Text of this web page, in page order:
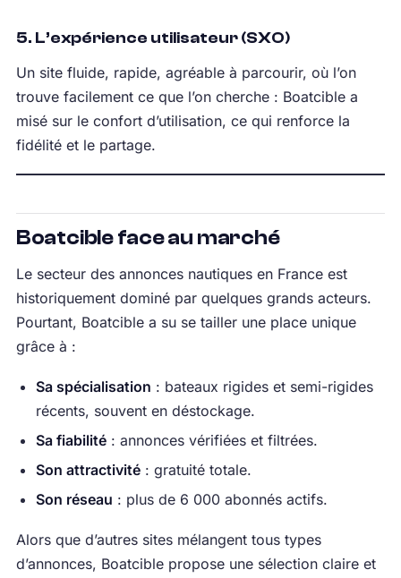
5. L’expérience utilisateur (SXO)
Un site fluide, rapide, agréable à parcourir, où l’on
trouve facilement ce que l’on cherche : Boatcible a
misé sur le confort d’utilisation, ce qui renforce la
fidélité et le partage.
Boatcible face au marché
Le secteur des annonces nautiques en France est
historiquement dominé par quelques grands acteurs.
Pourtant, Boatcible a su se tailler une place unique
grâce à :
Sa spécialisation : bateaux rigides et semi-rigides
récents, souvent en déstockage.
Sa fiabilité: annonces vérifiées et filtrées.
Son attractivité: gratuité totale.
Son réseau : plus de 6 000 abonnés actifs.
Alors que d’autres sites mélangent tous types
d’annonces, Boatcible propose une sélection claire et